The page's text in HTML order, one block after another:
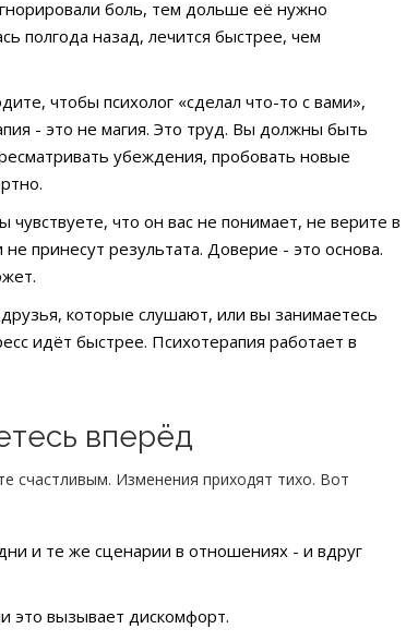
боль, тем дольше её нужно
полгода назад, лечится быстрее, чем
чтобы психолог «сделал что-то с вами»,
- это не магия. Это труд. Вы должны быть
убеждения, пробовать новые
чувствуете, что он вас не понимает, не верите в
принесут результата. Доверие - это основа.
друзья, которые слушают, или вы занимаетесь
идёт быстрее. Психотерапия работает в
вперёд
счастливым. Изменения приходят тихо. Вот
и те же сценарии в отношениях - и вдруг
это вызывает дискомфорт.